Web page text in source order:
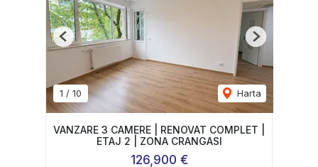
1 / 10 Harta
Previous Next
VANZARE 3 CAMERE | RENOVAT COMPLET |
ETAJ 2 | ZONA CRANGASI
126,900 €